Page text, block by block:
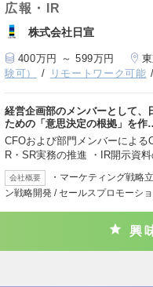
広報・IR
株式会社日宣
400万円 ～ 599万円
験可）
リモートワーク可能
経営企画部のメンバーとして、
ための「意思決定の根拠」を作
CFOおよび部門メンバーによ
R・SR実務の推進 ・IR開示資
会社概要
・マーケティング戦略
ン戦略開発 / セールスプロモーシ
興